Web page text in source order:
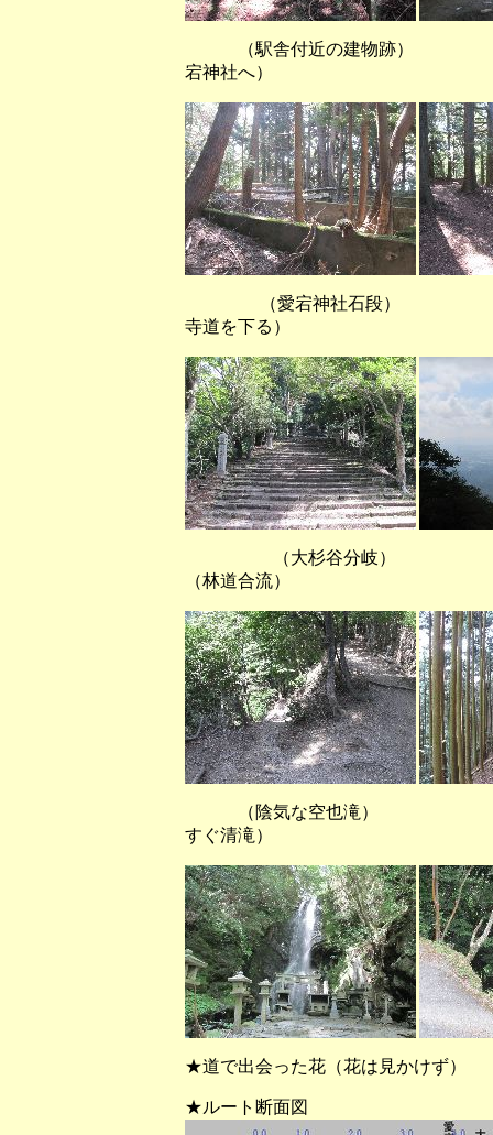
（駅舎付近の建物跡） （水
宕神社へ）
（愛宕神社石段） （月輪
寺道を下る）
（大杉谷分岐
（林道合流）
（陰気な空也滝） （
すぐ清滝）
★道で出会った花（花は見かけず）
★ルート断面図